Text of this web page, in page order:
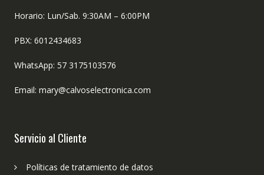
Horario: Lun/Sab. 9:30AM – 6:00PM
PBX: 6012434683
WhatsApp: 57 3175103576
Email: mary@calvoselectronica.com
Servicio al Cliente
Políticas de tratamiento de datos